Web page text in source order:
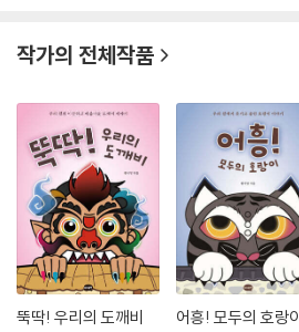
작가의 전체작품
뚝딱! 우리의 도깨비 어흥! 모두의 호랑이